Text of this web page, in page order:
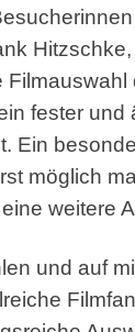
fester und
Ein
möglich
weitere
und auf